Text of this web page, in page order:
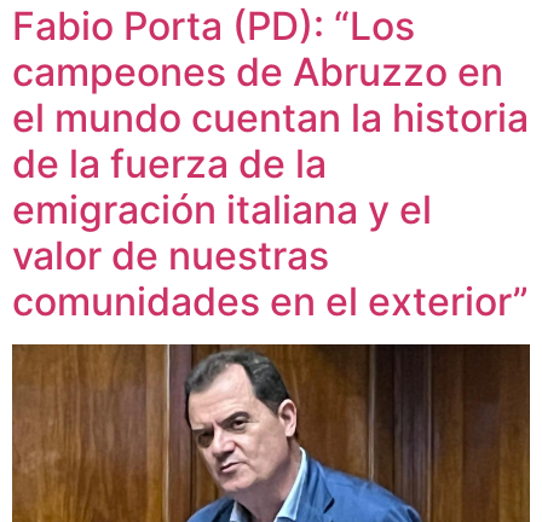
Fabio Porta (PD): “Los
campeones de Abruzzo en
el mundo cuentan la historia
de la fuerza de la
emigración italiana y el
valor de nuestras
comunidades en el exterior”